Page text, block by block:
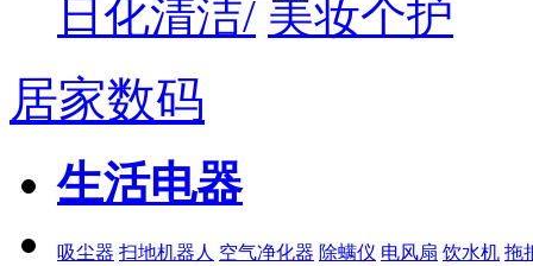
日化清洁/ 美妆个护
居家数码
生活电器
吸尘器 扫地机器人 空气净化器 除螨仪 电风扇 饮水机 拖